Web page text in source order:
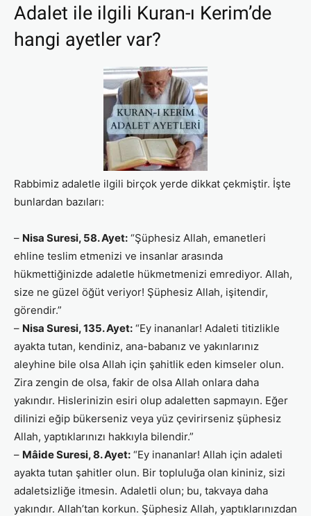
Adalet ile ilgili Kuran-ı Kerim’de
hangi ayetler var?
Rabbimiz adaletle ilgili birçok yerde dikkat çekmiştir. İşte
bunlardan bazıları:
– Nisa Suresi, 58. Ayet: “Şüphesiz Allah, emanetleri
ehline teslim etmenizi ve insanlar arasında
hükmettiğinizde adaletle hükmetmenizi emrediyor. Allah,
size ne güzel öğüt veriyor! Şüphesiz Allah, işitendir,
görendir.”
– Nisa Suresi, 135. Ayet: “Ey inananlar! Adaleti titizlikle
ayakta tutan, kendiniz, ana-babanız ve yakınlarınız
aleyhine bile olsa Allah için şahitlik eden kimseler olun.
Zira zengin de olsa, fakir de olsa Allah onlara daha
yakındır. Hislerinizin esiri olup adaletten sapmayın. Eğer
dilinizi eğip bükerseniz veya yüz çevirirseniz şüphesiz
Allah, yaptıklarınızı hakkıyla bilendir.”
– Mâide Suresi, 8. Ayet: “Ey inananlar! Allah için adaleti
ayakta tutan şahitler olun. Bir topluluğa olan kininiz, sizi
adaletsizliğe itmesin. Adaletli olun; bu, takvaya daha
yakındır. Allah’tan korkun. Şüphesiz Allah, yaptıklarınızdan